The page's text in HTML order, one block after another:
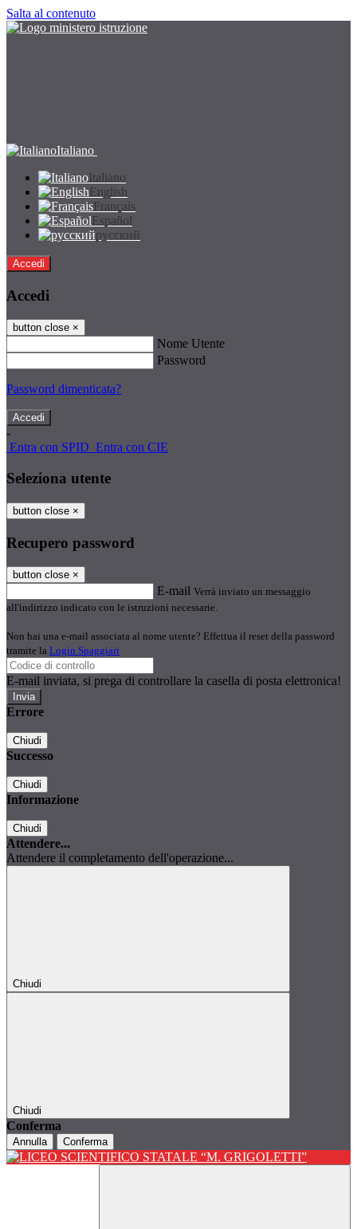
Salta al contenuto
Italiano
Italiano
English
Français
Español
русский
Accedi
Accedi
button close ×
Nome Utente
Password
Password dimenticata?
-
Entra con SPID Entra con CIE
Seleziona utente
button close ×
Recupero password
button close ×
E-mail Verrà inviato un messaggio
all'indirizzo indicato con le istruzioni necessarie.
Non hai una e-mail associata al nome utente? Effettua il reset della password
tramite la Login Spaggiari
E-mail inviata, si prega di controllare la casella di posta elettronica!
Errore
Chiudi
Successo
Chiudi
Informazione
Chiudi
Attendere...
Attendere il completamento dell'operazione...
Chiudi
Chiudi
Conferma
Annulla Conferma